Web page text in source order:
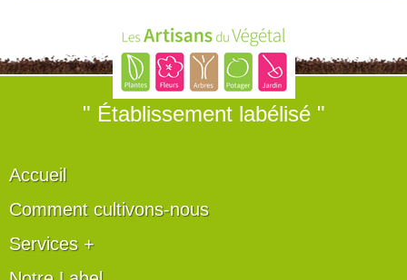
" Établissement labélisé "
Accueil
Comment cultivons-nous
Services +